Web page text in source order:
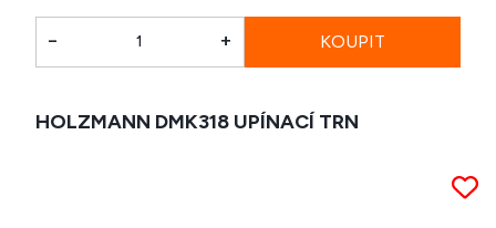
- +
HOLZMANN DMK318 UPÍNACÍ TRN